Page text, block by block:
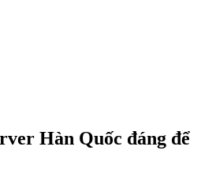
Hàn Quốc đáng để